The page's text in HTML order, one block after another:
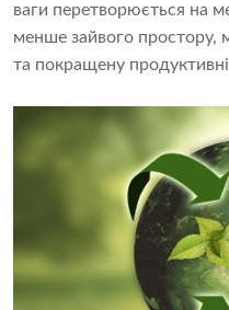
ваги перетворюється на
менше зайвого простору,
та покращену